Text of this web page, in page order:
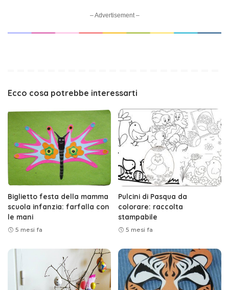
– Advertisement –
Ecco cosa potrebbe interessarti
Biglietto festa della mamma
scuola infanzia: farfalla con
le mani
5 mesi fa
Pulcini di Pasqua da
colorare: raccolta
stampabile
5 mesi fa